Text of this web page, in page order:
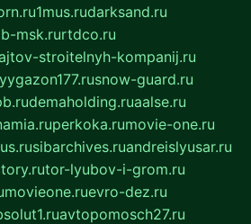
1mus.rudarksand.ru
msk.rurtdco.ru
stroitelnyh-kompanij.ru
snow-guard.ru
demaholding.ruaalse.ru
perkoka.rumovie-one.ru
sibarchives.ruandreislyusar.ru
tor-lyubov-i-grom.ru
movieone.ruevro-dez.ru
avtopomosch27.ru